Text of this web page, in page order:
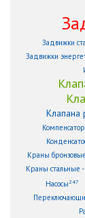
Задвижки
Задвижки
Клапана
Краны бронзовые
Краны стальные
Насосы 247